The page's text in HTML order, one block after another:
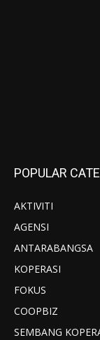
POPULAR
AKTIVITI
AGENSI
ANTARABANGSA
KOPERASI
FOKUS
COOPBIZ
SEMBANG